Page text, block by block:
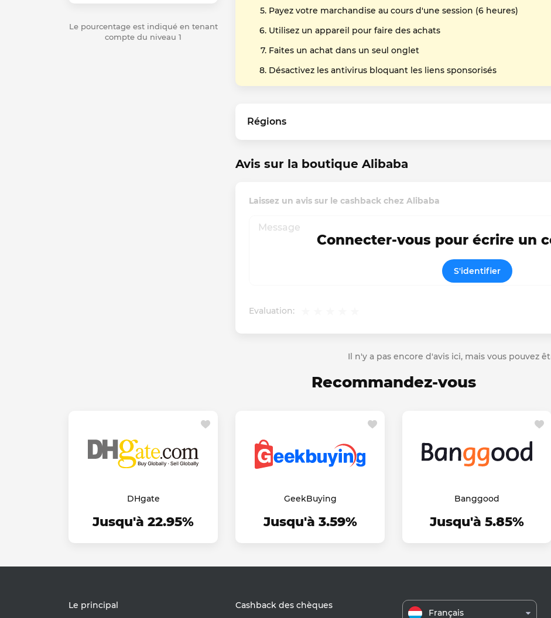
Le pourcentage est indiqué en tenant
compte du niveau 1
Payez votre marchandise au cours d'une session (6 heures)
Utilisez un appareil pour faire des achats
Faites un achat dans un seul onglet
Désactivez les antivirus bloquant les liens sponsorisés
Régions
Avis sur la boutique Alibaba
Laissez un avis sur le cashback chez Alibaba
Evaluation:
Connecter-vous pour écrire un
S'identifier
Il n'y a pas encore d'avis ici, mais vous pouvez
Recommandez-vous
DHgate
Jusqu'à 22.95%
GeekBuying
Jusqu'à 3.59%
Banggood
Jusqu'à 5.85%
Le principal Cashback des chèques
Français